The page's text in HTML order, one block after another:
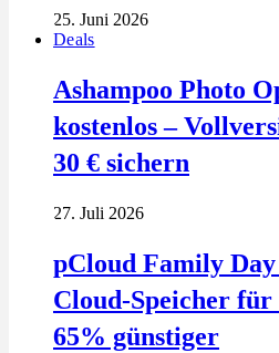
25. Juni 2026
Deals
Ashampoo Photo
kostenlos –
30 € sichern
27. Juli 2026
pCloud Family
Cloud-Speicher
65% günstiger